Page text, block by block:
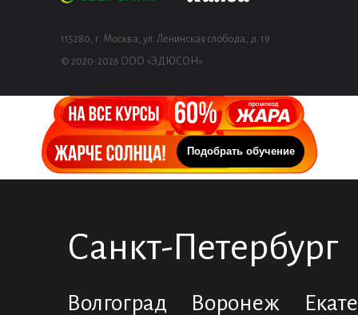
115280, г. Москва, ул. Ленинская слобода, д. 19
© 2020-2026 ООО «ЭДЮСОН»
Подобрать обучение
Санкт-Петербург
Волгоград Воронеж